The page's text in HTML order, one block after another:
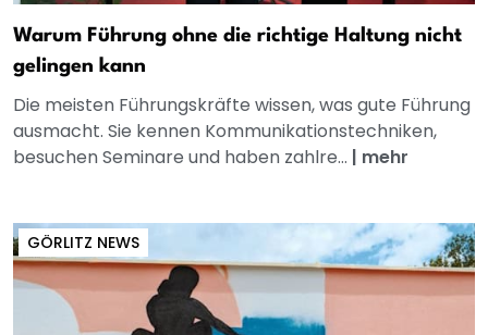
Warum Führung ohne die richtige Haltung nicht
gelingen kann
Die meisten Führungskräfte wissen, was gute Führung
ausmacht. Sie kennen Kommunikationstechniken,
besuchen Seminare und haben zahlre... | mehr
GÖRLITZ NEWS